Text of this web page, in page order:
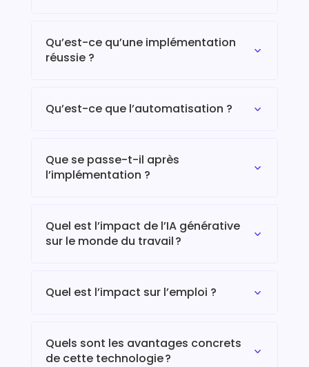
3
Qu’est-ce qu’une implémentation
réussie ?
3
Qu’est-ce que l’automatisation ?
3
Que se passe-t-il après
l’implémentation ?
3
Quel est l’impact de l’IA générative
sur le monde du travail ?
3
Quel est l’impact sur l’emploi ?
3
Quels sont les avantages concrets
de cette technologie ?